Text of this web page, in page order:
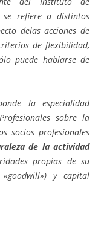
se refiere a distintos
delas acciones de
de flexibilidad,
puede hablarse de
la especialidad
sobre la
socios profesionales
de la actividad
propias de su
y capital